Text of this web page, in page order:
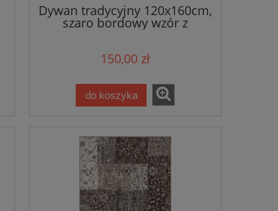
Dywan tradycyjny 120x160cm,
szaro bordowy wzór z
miękkim włosem -HANSE
150,00 zł
do koszyka